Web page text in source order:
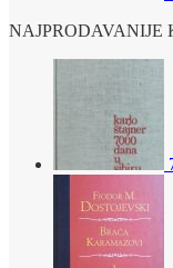
NAJPRODAVANIJE